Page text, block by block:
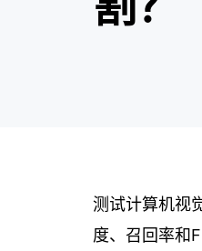
测试计算机视
度、召回率和